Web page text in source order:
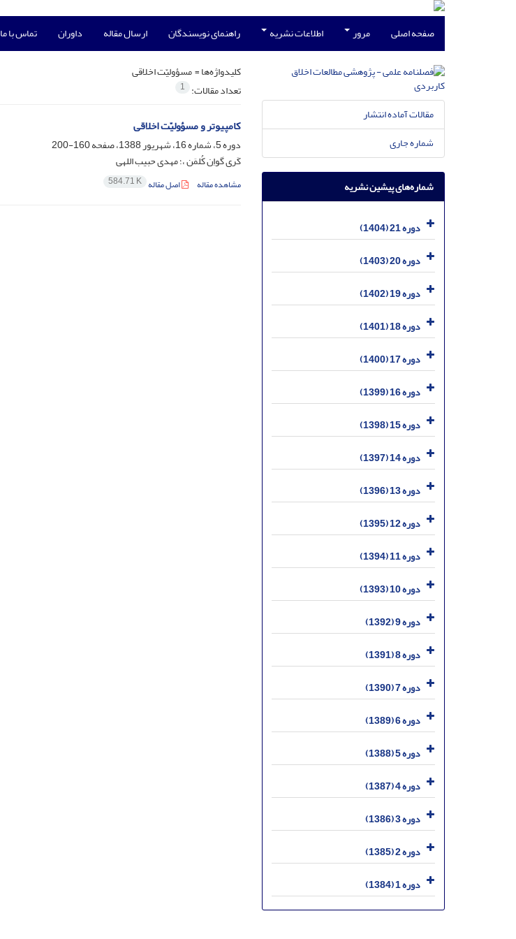
صفحه اصلی مرور اطلاعات نشریه راهنمای نویسندگان ارسال مقاله داوران تماس با ما
کلیدواژه‌ها =‌ مسؤولیّت اخلاقی
تعداد مقالات: 1
کامپیوتر و مسؤولیّت اخلاقی
دوره 5، شماره 16، شهریور 1388، صفحه
160-200
کَری گواِن کُلمَن ،؛ مهدی حبیب اللهی
مشاهده مقاله اصل مقاله 584.71 K
مقالات آماده انتشار
شماره جاری
شماره‌های پیشین نشریه
دوره 21 (1404)
دوره 20 (1403)
دوره 19 (1402)
دوره 18 (1401)
دوره 17 (1400)
دوره 16 (1399)
دوره 15 (1398)
دوره 14 (1397)
دوره 13 (1396)
دوره 12 (1395)
دوره 11 (1394)
دوره 10 (1393)
دوره 9 (1392)
دوره 8 (1391)
دوره 7 (1390)
دوره 6 (1389)
دوره 5 (1388)
دوره 4 (1387)
دوره 3 (1386)
دوره 2 (1385)
دوره 1 (1384)